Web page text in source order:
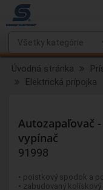
Úvodná stránka
Elektrická prípojka
Autozapaľovač
vypínač
91998
• poistkový spodok a
• zabudovaný